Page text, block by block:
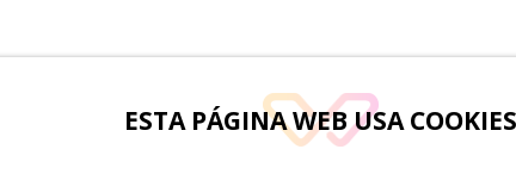
ESTA PÁGINA WEB USA COOKIES